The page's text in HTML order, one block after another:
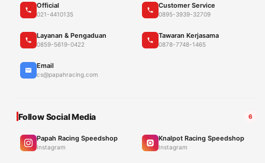
Official
021-4410135
Customer Service
0895-3939-32709
Layanan & Pengaduan
0859-5619-0422
Tawaran Kerjasama
0878-7748-1465
Email
cs@papahracing.com
Follow Social Media 6
Papah Racing Speedshop
Instagram
Knalpot Racing Speedshop
Instagram